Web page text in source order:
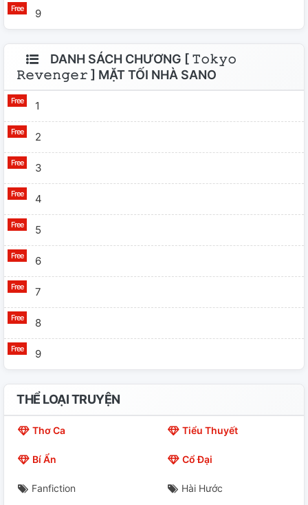
9
DANH SÁCH CHƯƠNG [ 𝚃𝚘𝚔𝚢𝚘
𝚁𝚎𝚟𝚎𝚗𝚐𝚎𝚛 ] MẶT TỐI NHÀ SANO
1
2
3
4
5
6
7
8
9
THỂ LOẠI TRUYỆN
Thơ Ca Tiểu Thuyết
Bí Ẩn Cổ Đại
Fanfiction Hài Hước